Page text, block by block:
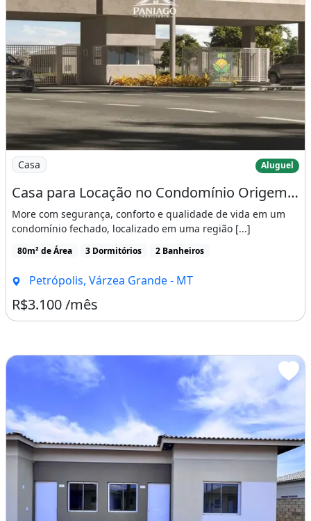
Imagem: Casa para Locação no Condomínio Origem
Casa Aluguel
Casa para Locação no Condomínio Origem do Sol em Várzea Grande
More com segurança, conforto e qualidade de vida em um
condomínio fechado, localizado em uma região [...]
80m² de Área 3 Dormitórios 2 Banheiros
Petrópolis, Várzea Grande - MT
R$3.100 /mês